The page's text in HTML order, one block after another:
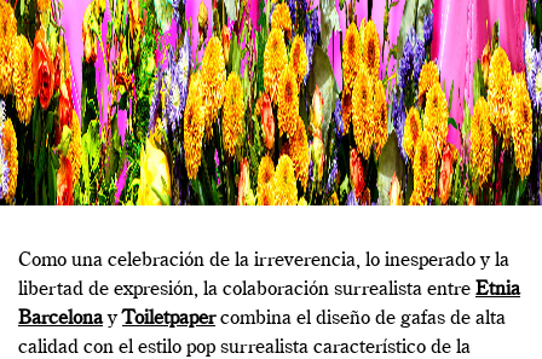
Como una celebración de la irreverencia, lo inesperado y la
libertad de expresión, la colaboración surrealista entre Etnia
BarcelonayToiletpapercombina el diseño de gafas de alta
calidad con el estilo pop surrealista característico de la